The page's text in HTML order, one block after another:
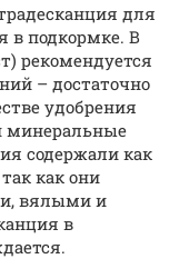
для
в подкормке. В
рекомендуется
– достаточно
удобрения
минеральные
содержали как
как они
вялыми и
в